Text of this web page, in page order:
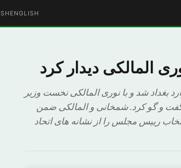
ENGLISH
المالکی دیدار کرد
بغداد شد و با نوری المالکی نخست وزیر
گفت و گو کرد. شمخانی و المالکی ضمن
رییس مجلس را از نشانه های اتحاد